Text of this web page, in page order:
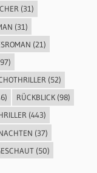
(31)
(31)
(21)
(52)
RÜCKBLICK(98)
(443)
(37)
(50)